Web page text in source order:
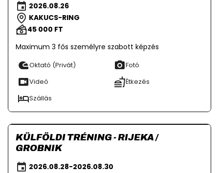
2026.08.26
KAKUCS-RING
45 000 FT
Maximum 3 fős személyre szabott képzés
Oktató (Privát)
Fotó
Videó
Étkezés
Szállás
KÜLFÖLDI TRÉNING - RIJEKA /
GROBNIK
2026.08.28-2026.08.30